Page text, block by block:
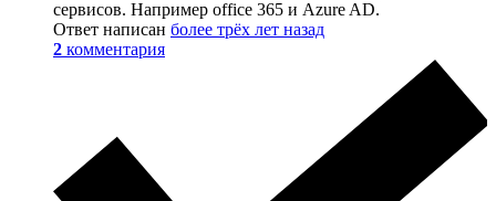
сервисов. Например office 365 и Azure AD.
Ответ написан более трёх лет назад
2 комментария